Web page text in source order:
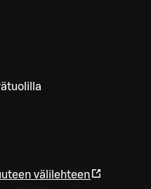
välilehteen